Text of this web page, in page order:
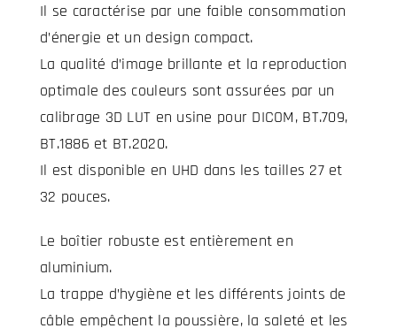
Il se caractérise par une faible consommation
d’énergie et un design compact.
La qualité d’image brillante et la reproduction
optimale des couleurs sont assurées par un
calibrage 3D LUT en usine pour DICOM, BT.709,
BT.1886 et BT.2020.
Il est disponible en UHD dans les tailles 27 et
32 pouces.
Le boîtier robuste est entièrement en
aluminium.
La trappe d’hygiène et les différents joints de
câble empêchent la poussière, la saleté et les